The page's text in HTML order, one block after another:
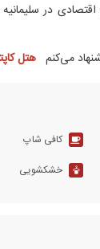
در
می‌کنم هتل
کافی شاپ
خشکشویی